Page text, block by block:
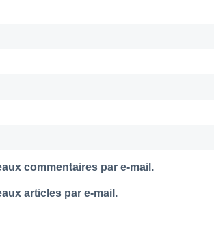
commentaires par e-mail.
articles par e-mail.